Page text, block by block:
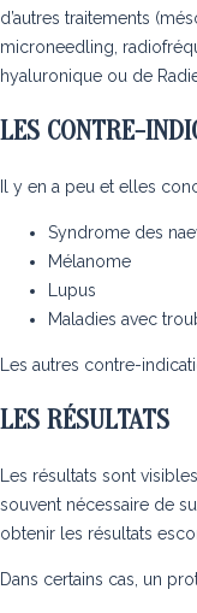
d’autres traitements (
microneedling
hyaluronique ou de
LES CONTRE-
Il y en a peu et elles
Syndrome des
Mélanome
Lupus
Maladies avec
Les autres contre-
LES RÉSULTATS
Les résultats sont
souvent nécessaire de
obtenir les résultats
Dans certains cas, un